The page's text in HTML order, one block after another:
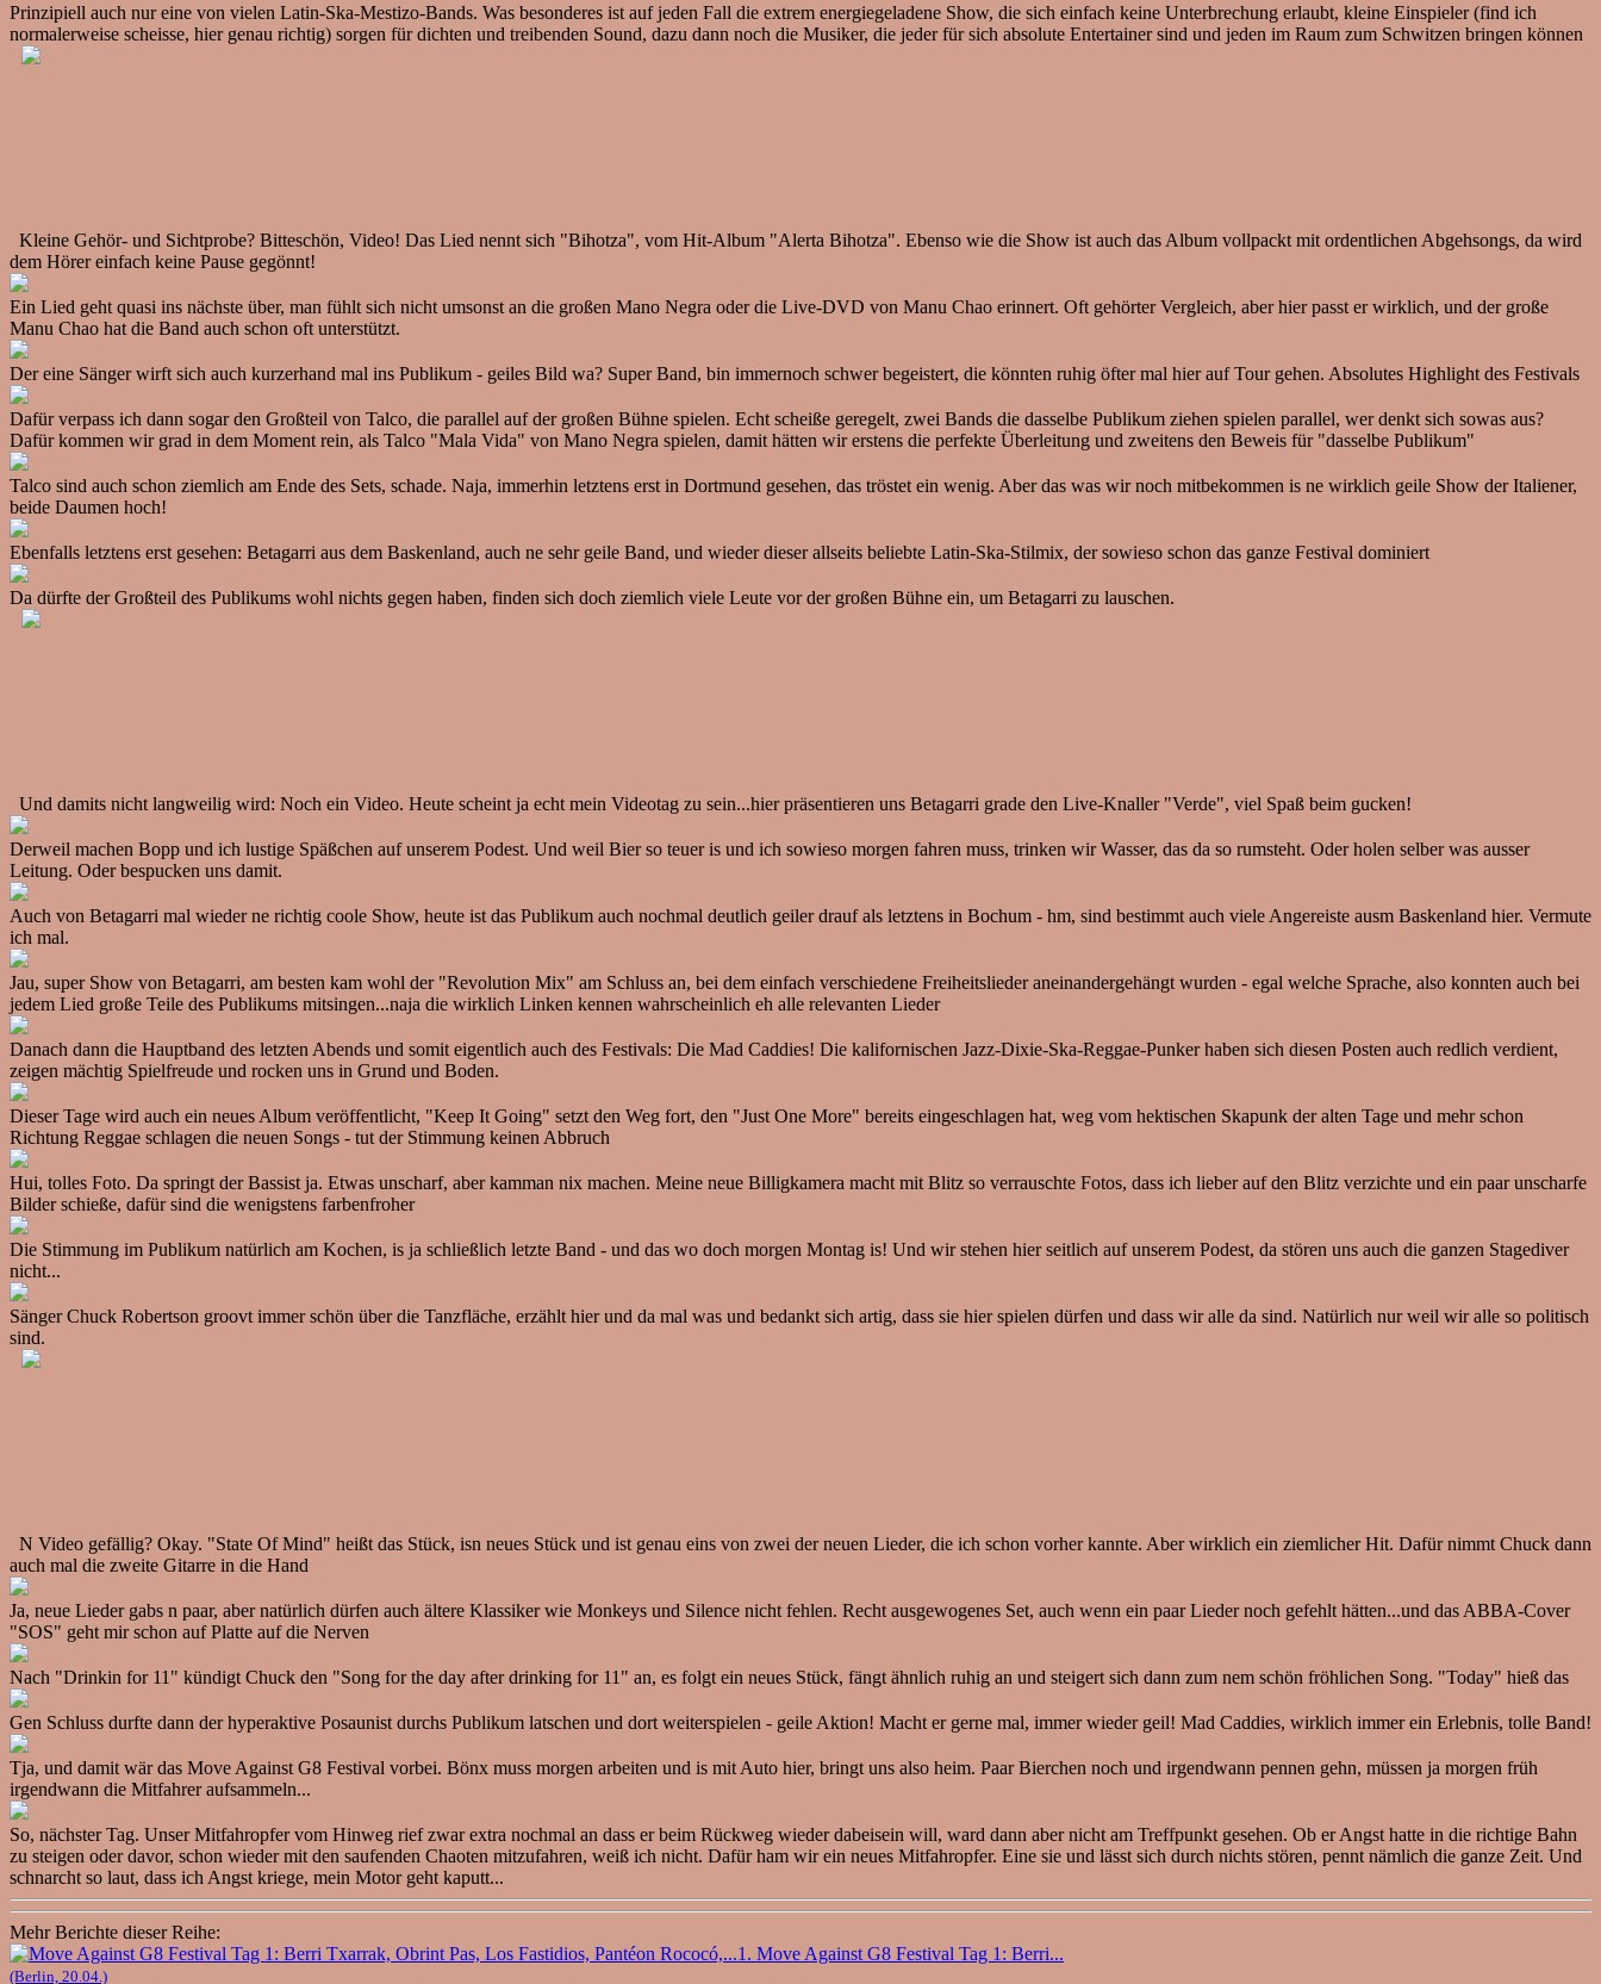
Prinzipiell auch nur eine von vielen Latin-Ska-Mestizo-Bands. Was besonderes ist auf jeden Fall die extrem energiegeladene Show, die sich einfach keine Unterbrechung erlaubt, kleine Einspieler (find ich
normalerweise scheisse, hier genau richtig) sorgen für dichten und treibenden Sound, dazu dann noch die Musiker, die jeder für sich absolute Entertainer sind und jeden im Raum zum Schwitzen bringen können
Kleine Gehör- und Sichtprobe? Bitteschön, Video! Das Lied nennt sich "Bihotza", vom Hit-Album "Alerta Bihotza". Ebenso wie die Show ist auch das Album vollpackt mit ordentlichen Abgehsongs, da wird
dem Hörer einfach keine Pause gegönnt!
Ein Lied geht quasi ins nächste über, man fühlt sich nicht umsonst an die großen Mano Negra oder die Live-DVD von Manu Chao erinnert. Oft gehörter Vergleich, aber hier passt er wirklich, und der große
Manu Chao hat die Band auch schon oft unterstützt.
Der eine Sänger wirft sich auch kurzerhand mal ins Publikum - geiles Bild wa? Super Band, bin immernoch schwer begeistert, die könnten ruhig öfter mal hier auf Tour gehen. Absolutes Highlight des Festivals
Dafür verpass ich dann sogar den Großteil von Talco, die parallel auf der großen Bühne spielen. Echt scheiße geregelt, zwei Bands die dasselbe Publikum ziehen spielen parallel, wer denkt sich sowas aus?
Dafür kommen wir grad in dem Moment rein, als Talco "Mala Vida" von Mano Negra spielen, damit hätten wir erstens die perfekte Überleitung und zweitens den Beweis für "dasselbe Publikum"
Talco sind auch schon ziemlich am Ende des Sets, schade. Naja, immerhin letztens erst in Dortmund gesehen, das tröstet ein wenig. Aber das was wir noch mitbekommen is ne wirklich geile Show der Italiener,
beide Daumen hoch!
Ebenfalls letztens erst gesehen: Betagarri aus dem Baskenland, auch ne sehr geile Band, und wieder dieser allseits beliebte Latin-Ska-Stilmix, der sowieso schon das ganze Festival dominiert
Da dürfte der Großteil des Publikums wohl nichts gegen haben, finden sich doch ziemlich viele Leute vor der großen Bühne ein, um Betagarri zu lauschen.
Und damits nicht langweilig wird: Noch ein Video. Heute scheint ja echt mein Videotag zu sein...hier präsentieren uns Betagarri grade den Live-Knaller "Verde", viel Spaß beim gucken!
Derweil machen Bopp und ich lustige Späßchen auf unserem Podest. Und weil Bier so teuer is und ich sowieso morgen fahren muss, trinken wir Wasser, das da so rumsteht. Oder holen selber was ausser
Leitung. Oder bespucken uns damit.
Auch von Betagarri mal wieder ne richtig coole Show, heute ist das Publikum auch nochmal deutlich geiler drauf als letztens in Bochum - hm, sind bestimmt auch viele Angereiste ausm Baskenland hier. Vermute
ich mal.
Jau, super Show von Betagarri, am besten kam wohl der "Revolution Mix" am Schluss an, bei dem einfach verschiedene Freiheitslieder aneinandergehängt wurden - egal welche Sprache, also konnten auch bei
jedem Lied große Teile des Publikums mitsingen...naja die wirklich Linken kennen wahrscheinlich eh alle relevanten Lieder
Danach dann die Hauptband des letzten Abends und somit eigentlich auch des Festivals: Die Mad Caddies! Die kalifornischen Jazz-Dixie-Ska-Reggae-Punker haben sich diesen Posten auch redlich verdient,
zeigen mächtig Spielfreude und rocken uns in Grund und Boden.
Dieser Tage wird auch ein neues Album veröffentlicht, "Keep It Going" setzt den Weg fort, den "Just One More" bereits eingeschlagen hat, weg vom hektischen Skapunk der alten Tage und mehr schon
Richtung Reggae schlagen die neuen Songs - tut der Stimmung keinen Abbruch
Hui, tolles Foto. Da springt der Bassist ja. Etwas unscharf, aber kamman nix machen. Meine neue Billigkamera macht mit Blitz so verrauschte Fotos, dass ich lieber auf den Blitz verzichte und ein paar unscharfe
Bilder schieße, dafür sind die wenigstens farbenfroher
Die Stimmung im Publikum natürlich am Kochen, is ja schließlich letzte Band - und das wo doch morgen Montag is! Und wir stehen hier seitlich auf unserem Podest, da stören uns auch die ganzen Stagediver
nicht...
Sänger Chuck Robertson groovt immer schön über die Tanzfläche, erzählt hier und da mal was und bedankt sich artig, dass sie hier spielen dürfen und dass wir alle da sind. Natürlich nur weil wir alle so politisch
sind.
N Video gefällig? Okay. "State Of Mind" heißt das Stück, isn neues Stück und ist genau eins von zwei der neuen Lieder, die ich schon vorher kannte. Aber wirklich ein ziemlicher Hit. Dafür nimmt Chuck dann
auch mal die zweite Gitarre in die Hand
Ja, neue Lieder gabs n paar, aber natürlich dürfen auch ältere Klassiker wie Monkeys und Silence nicht fehlen. Recht ausgewogenes Set, auch wenn ein paar Lieder noch gefehlt hätten...und das ABBA-Cover
"SOS" geht mir schon auf Platte auf die Nerven
Nach "Drinkin for 11" kündigt Chuck den "Song for the day after drinking for 11" an, es folgt ein neues Stück, fängt ähnlich ruhig an und steigert sich dann zum nem schön fröhlichen Song. "Today" hieß das
Gen Schluss durfte dann der hyperaktive Posaunist durchs Publikum latschen und dort weiterspielen - geile Aktion! Macht er gerne mal, immer wieder geil! Mad Caddies, wirklich immer ein Erlebnis, tolle Band!
Tja, und damit wär das Move Against G8 Festival vorbei. Bönx muss morgen arbeiten und is mit Auto hier, bringt uns also heim. Paar Bierchen noch und irgendwann pennen gehn, müssen ja morgen früh
irgendwann die Mitfahrer aufsammeln...
So, nächster Tag. Unser Mitfahropfer vom Hinweg rief zwar extra nochmal an dass er beim Rückweg wieder dabeisein will, ward dann aber nicht am Treffpunkt gesehen. Ob er Angst hatte in die richtige Bahn
zu steigen oder davor, schon wieder mit den saufenden Chaoten mitzufahren, weiß ich nicht. Dafür ham wir ein neues Mitfahropfer. Eine sie und lässt sich durch nichts stören, pennt nämlich die ganze Zeit. Und
schnarcht so laut, dass ich Angst kriege, mein Motor geht kaputt...
Mehr Berichte dieser Reihe:
1. Move Against G8 Festival Tag 1: Berri...
(Berlin, 20.04.)